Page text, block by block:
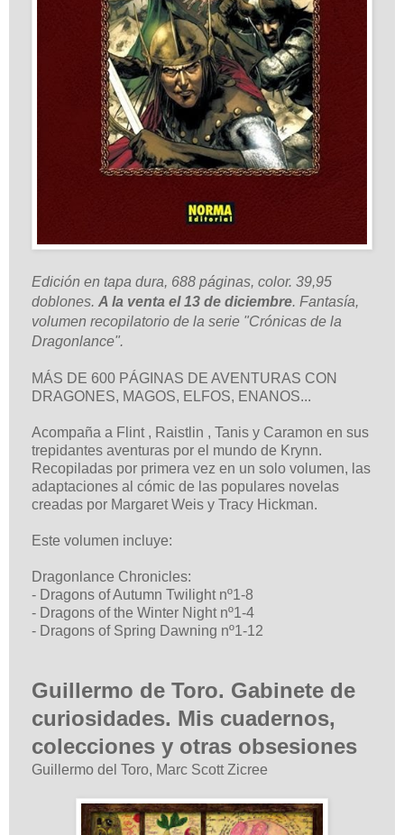
Edición en tapa dura, 688 páginas, color. 39,95
doblones. A la venta el 13 de diciembre. Fantasía,
volumen recopilatorio de la serie "Crónicas de la
Dragonlance".
MÁS DE 600 PÁGINAS DE AVENTURAS CON
DRAGONES, MAGOS, ELFOS, ENANOS...
Acompaña a Flint , Raistlin , Tanis y Caramon en sus
trepidantes aventuras por el mundo de Krynn.
Recopiladas por primera vez en un solo volumen, las
adaptaciones al cómic de las populares novelas
creadas por Margaret Weis y Tracy Hickman.
Este volumen incluye:
Dragonlance Chronicles:
- Dragons of Autumn Twilight nº1-8
- Dragons of the Winter Night nº1-4
- Dragons of Spring Dawning nº1-12
Guillermo de Toro. Gabinete de
curiosidades. Mis cuadernos,
colecciones y otras obsesiones
Guillermo del Toro, Marc Scott Zicree